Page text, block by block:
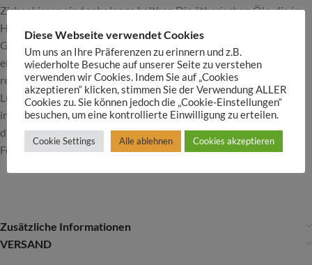
Zirbenkissen sind sehr lange haltbar. Die ätherischen Öle, die im
Holz eingeschlossen sind, können nach einiger Zeit an
Geruchsintensität verlieren, da sie schneller austrocknen als in
einem massiven Stück Holz. In diesem Fall kann der Duft wieder
reaktiviert werden, indem man das Kissen bei hoher
Luftfeuchtigkeit (z.B. bei Regenwetter auf der Fensterbank oder
im Bad, wenn man z.B. heiß duscht) lagert und dann kurz
durchschüttelt. So saugen sich die Flocken wieder mit
Feuchtigkeit voll und entfalten ihr ganzes Aroma!
Zusätzliche Informationen
VERSAND
Diese Webseite verwendet Cookies
Um uns an Ihre Präferenzen zu erinnern und z.B.
wiederholte Besuche auf unserer Seite zu verstehen
verwenden wir Cookies. Indem Sie auf „Cookies
akzeptieren“ klicken, stimmen Sie der Verwendung ALLER
Cookies zu. Sie können jedoch die „Cookie-Einstellungen“
besuchen, um eine kontrollierte Einwilligung zu erteilen.
Cookie Settings Alle ablehnen Cookies akzeptieren